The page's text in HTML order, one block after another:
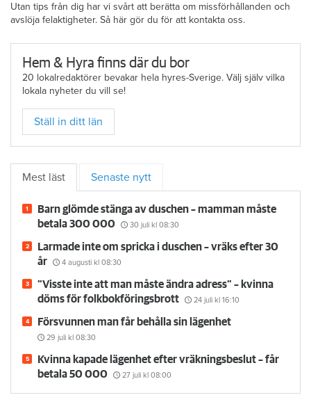
Utan tips från dig har vi svårt att berätta om missförhållanden och
avslöja felaktigheter. Så här gör du för att kontakta oss.
Hem & Hyra finns där du bor
20 lokalredaktörer bevakar hela hyres-Sverige. Välj själv vilka
lokala nyheter du vill se!
Ställ in ditt län
Mest läst Senaste nytt
Barn glömde stänga av duschen – mamman måste
betala 300 000
30 juli kl 08:30
Larmade inte om spricka i duschen – vräks efter 30
år
4 augusti kl 08:30
”Visste inte att man måste ändra adress” – kvinna
döms för folkbokföringsbrott
24 juli kl 16:10
Försvunnen man får behålla sin lägenhet
29 juli kl 08:30
Kvinna kapade lägenhet efter vräkningsbeslut – får
betala 50 000
27 juli kl 08:00